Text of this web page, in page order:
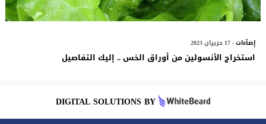
إضآءات- 17 حزيران 2023
استخراج الأنسولين من أوراق الخس .. إليك التفاصيل
DIGITAL SOLUTIONS BY